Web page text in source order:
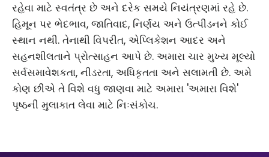
રહેવા માટે સ્વતંત્ર છે અને દરેક સમયે નિયંત્રણમાં રહે છે.
હિમૂન પર ભેદભાવ, જાતિવાદ, નિર્ણય અને ઉત્પીડનને કોઈ
સ્થાન નથી. તેનાથી વિપરીત, એપ્લિકેશન આદર અને
સહનશીલતાને પ્રોત્સાહન આપે છે. અમારા ચાર મુખ્ય મૂલ્યો
સર્વસમાવેશકતા, નીડરતા, અધિકૃતતા અને સલામતી છે. અમે
કોણ છીએ તે વિશે વધુ જાણવા માટે અમારા 'અમારા વિશે'
પૃષ્ઠની મુલાકાત લેવા માટે નિઃસંકોચ.